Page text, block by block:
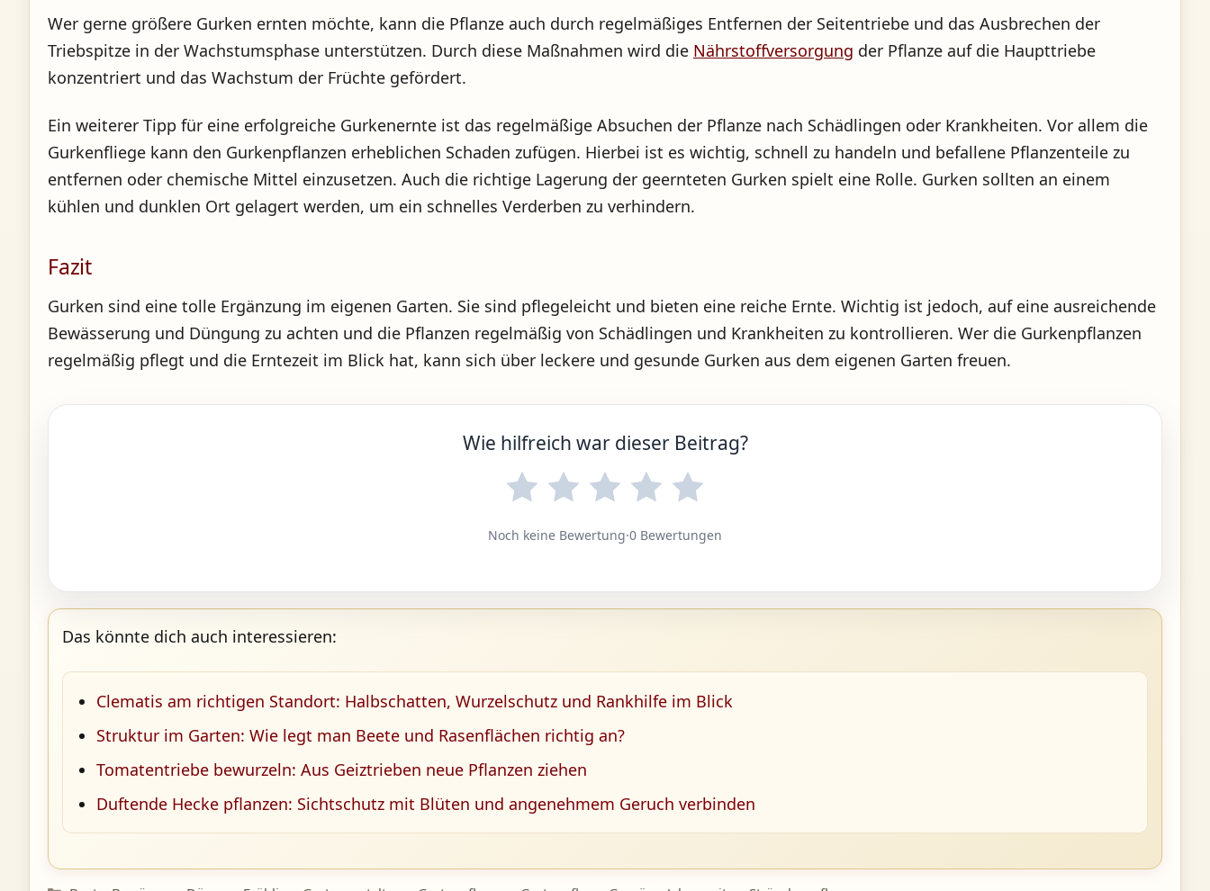
Wer gerne größere Gurken ernten möchte, kann die Pflanze auch durch regelmäßiges Entfernen der Seitentriebe und das Ausbrechen der
Triebspitze in der Wachstumsphase unterstützen. Durch diese Maßnahmen wird die Nährstoffversorgung der Pflanze auf die Haupttriebe
konzentriert und das Wachstum der Früchte gefördert.
Ein weiterer Tipp für eine erfolgreiche Gurkenernte ist das regelmäßige Absuchen der Pflanze nach Schädlingen oder Krankheiten. Vor allem die
Gurkenfliege kann den Gurkenpflanzen erheblichen Schaden zufügen. Hierbei ist es wichtig, schnell zu handeln und befallene Pflanzenteile zu
entfernen oder chemische Mittel einzusetzen. Auch die richtige Lagerung der geernteten Gurken spielt eine Rolle. Gurken sollten an einem
kühlen und dunklen Ort gelagert werden, um ein schnelles Verderben zu verhindern.
Fazit
Gurken sind eine tolle Ergänzung im eigenen Garten. Sie sind pflegeleicht und bieten eine reiche Ernte. Wichtig ist jedoch, auf eine ausreichende
Bewässerung und Düngung zu achten und die Pflanzen regelmäßig von Schädlingen und Krankheiten zu kontrollieren. Wer die Gurkenpflanzen
regelmäßig pflegt und die Erntezeit im Blick hat, kann sich über leckere und gesunde Gurken aus dem eigenen Garten freuen.
Wie hilfreich war dieser Beitrag?
Noch keine Bewertung·0 Bewertungen
Das könnte dich auch interessieren:
Clematis am richtigen Standort: Halbschatten, Wurzelschutz und Rankhilfe im Blick
Struktur im Garten: Wie legt man Beete und Rasenflächen richtig an?
Tomatentriebe bewurzeln: Aus Geiztrieben neue Pflanzen ziehen
Duftende Hecke pflanzen: Sichtschutz mit Blüten und angenehmem Geruch verbinden